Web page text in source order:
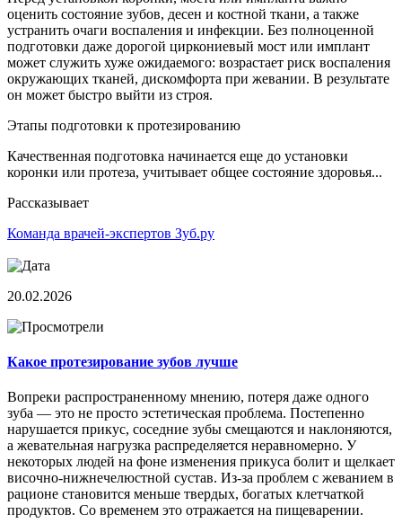
оценить состояние зубов, десен и костной ткани, а также
устранить очаги воспаления и инфекции. Без полноценной
подготовки даже дорогой циркониевый мост или имплант
может служить хуже ожидаемого: возрастает риск воспаления
окружающих тканей, дискомфорта при жевании. В результате
он может быстро выйти из строя.
Этапы подготовки к протезированию
Качественная подготовка начинается еще до установки
коронки или протеза, учитывает общее состояние здоровья...
Рассказывает
Команда врачей-экспертов Зуб.ру
20.02.2026
Какое протезирование зубов лучше
Вопреки распространенному мнению, потеря даже одного
зуба — это не просто эстетическая проблема. Постепенно
нарушается прикус, соседние зубы смещаются и наклоняются,
а жевательная нагрузка распределяется неравномерно. У
некоторых людей на фоне изменения прикуса болит и щелкает
височно-нижнечелюстной сустав. Из-за проблем с жеванием в
рационе становится меньше твердых, богатых клетчаткой
продуктов. Со временем это отражается на пищеварении.